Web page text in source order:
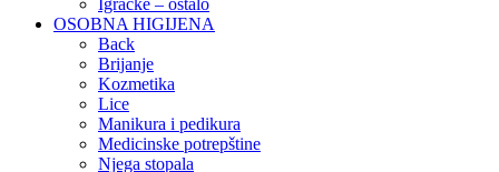
Igračke – ostalo
OSOBNA HIGIJENA
Back
Brijanje
Kozmetika
Lice
Manikura i pedikura
Medicinske potrepštine
Njega stopala